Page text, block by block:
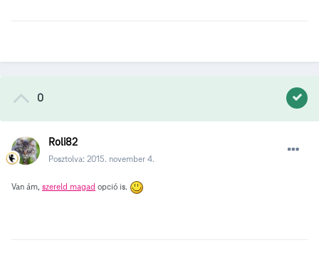
0
Roli82
Posztolva: 2015. november 4.
Van ám, szereld magad opció is.